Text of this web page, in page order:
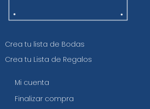
Crea tu lista de Bodas
Crea tu Lista de Regalos
Mi cuenta
Finalizar compra